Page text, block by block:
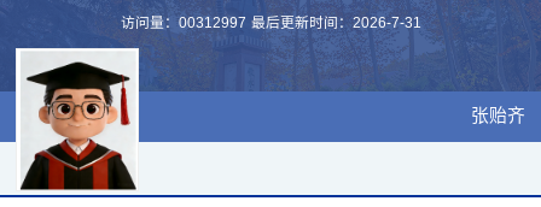
Visiting & Collaboration
访问量：00312997 最后更新时间：2026-7-31
张贻齐